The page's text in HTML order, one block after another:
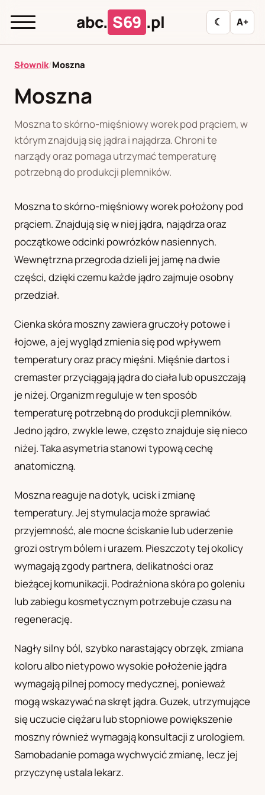
abc. S69 .pl ☾ A+
J
K L M N O P R
S
T
U W Z Ł
Polityka redakcyjna
Polski Русский
UA
Українська
Słownik/Moszna
Moszna
Moszna to skórno-mięśniowy worek pod prąciem, w
którym znajdują się jądra i najądrza. Chroni te
narządy oraz pomaga utrzymać temperaturę
potrzebną do produkcji plemników.
Moszna to skórno-mięśniowy worek położony pod
prąciem. Znajdują się w niej jądra, najądrza oraz
początkowe odcinki powrózków nasiennych.
Wewnętrzna przegroda dzieli jej jamę na dwie
części, dzięki czemu każde jądro zajmuje osobny
przedział.
Cienka skóra moszny zawiera gruczoły potowe i
łojowe, a jej wygląd zmienia się pod wpływem
temperatury oraz pracy mięśni. Mięśnie dartos i
cremaster przyciągają jądra do ciała lub opuszczają
je niżej. Organizm reguluje w ten sposób
temperaturę potrzebną do produkcji plemników.
Jedno jądro, zwykle lewe, często znajduje się nieco
niżej. Taka asymetria stanowi typową cechę
anatomiczną.
Moszna reaguje na dotyk, ucisk i zmianę
temperatury. Jej stymulacja może sprawiać
przyjemność, ale mocne ściskanie lub uderzenie
grozi ostrym bólem i urazem. Pieszczoty tej okolicy
wymagają zgody partnera, delikatności oraz
bieżącej komunikacji. Podrażniona skóra po goleniu
lub zabiegu kosmetycznym potrzebuje czasu na
regenerację.
Nagły silny ból, szybko narastający obrzęk, zmiana
koloru albo nietypowo wysokie położenie jądra
wymagają pilnej pomocy medycznej, ponieważ
mogą wskazywać na skręt jądra. Guzek, utrzymujące
się uczucie ciężaru lub stopniowe powiększenie
moszny również wymagają konsultacji z urologiem.
Samobadanie pomaga wychwycić zmianę, lecz jej
przyczynę ustala lekarz.